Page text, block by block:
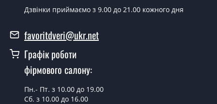
Так можна.
У вас є в наявності готові двері
вхідні?
Так, ми маємо великий асортимент готових вхідних
дверей.
Яка вартість найдешевших вхідних
Дзвінки приймаємо з 9.00 до 21.00 кожного дня
favoritdveri@ukr.net
Графік роботи
фірмового салону:
Пн.- Пт. з 10.00 до 19.00
Сб. з 10.00 до 16.00